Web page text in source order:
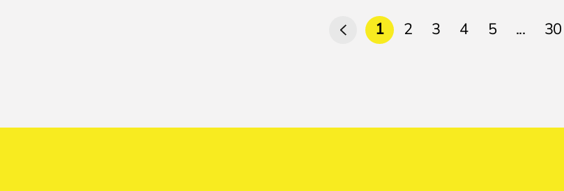
1 2 3 4 5 ... 30